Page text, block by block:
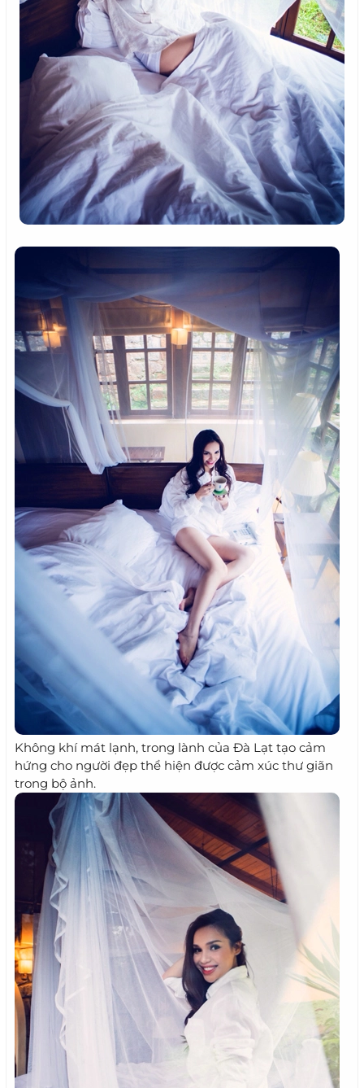
Không khí mát lạnh, trong lành của Đà Lạt tạo cảm
hứng cho người đẹp thể hiện được cảm xúc thư giãn
trong bộ ảnh.